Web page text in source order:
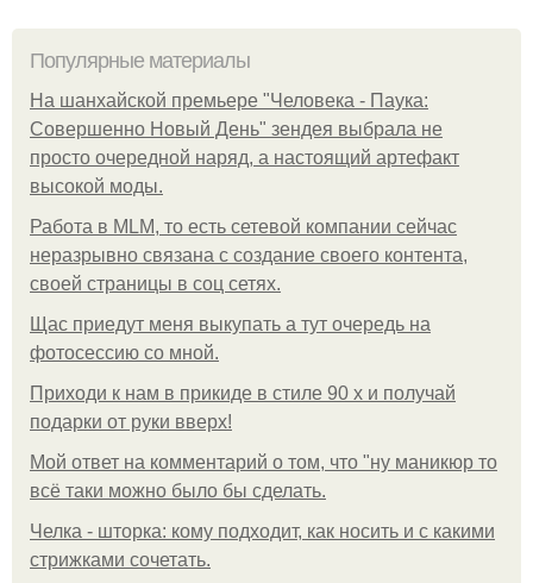
Популярные материалы
На шанхайской премьере "Человека - Паука:
Совершенно Новый День" зендея выбрала не
просто очередной наряд, а настоящий артефакт
высокой моды.
Работа в MLM, то есть сетевой компании сейчас
неразрывно связана с создание своего контента,
своей страницы в соц сетях.
Щас приедут меня выкупать а тут очередь на
фотосессию со мной.
Приходи к нам в прикиде в стиле 90 х и получай
подарки от руки вверх!
Мой ответ на комментарий о том, что "ну маникюр то
всё таки можно было бы сделать.
Челка - шторка: кому подходит, как носить и с какими
стрижками сочетать.